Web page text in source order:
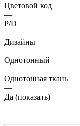
Цветовой код
—
P/D
Дизайны
—
Однотонный
Однотонная ткань
—
Да (показать)